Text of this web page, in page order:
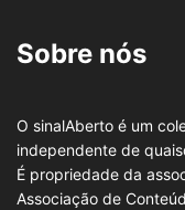
Sobre nós
O sinalAberto é um
independente de
É propriedade da
Associação de